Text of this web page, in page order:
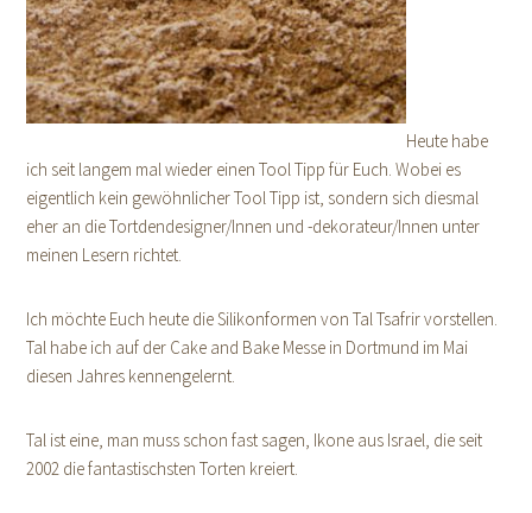
Heute habe
ich seit langem mal wieder einen Tool Tipp für Euch. Wobei es
eigentlich kein gewöhnlicher Tool Tipp ist, sondern sich diesmal
eher an die Tortdendesigner/Innen und -dekorateur/Innen unter
meinen Lesern richtet.
Ich möchte Euch heute die Silikonformen von Tal Tsafrir vorstellen.
Tal habe ich auf der Cake and Bake Messe in Dortmund im Mai
diesen Jahres kennengelernt.
Tal ist eine, man muss schon fast sagen, Ikone aus Israel, die seit
2002 die fantastischsten Torten kreiert.